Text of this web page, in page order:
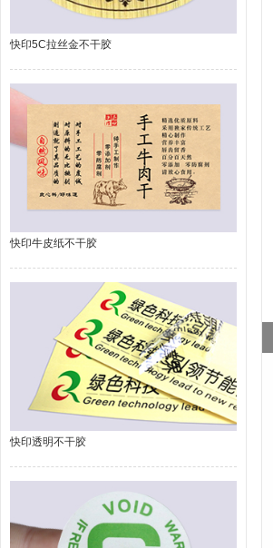
快印5C拉丝金不干胶
快印牛皮纸不干胶
快印透明不干胶